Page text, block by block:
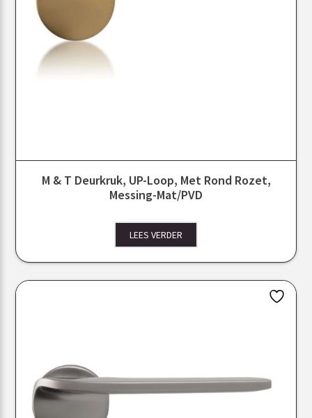
M & T Deurkruk, UP-Loop, Met Rond Rozet,
Messing-Mat/PVD
LEES VERDER